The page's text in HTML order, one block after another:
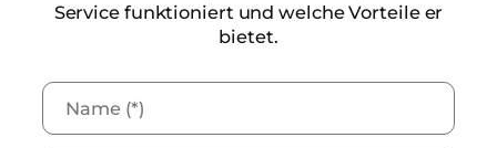
Service funktioniert und welche Vorteile er
bietet.